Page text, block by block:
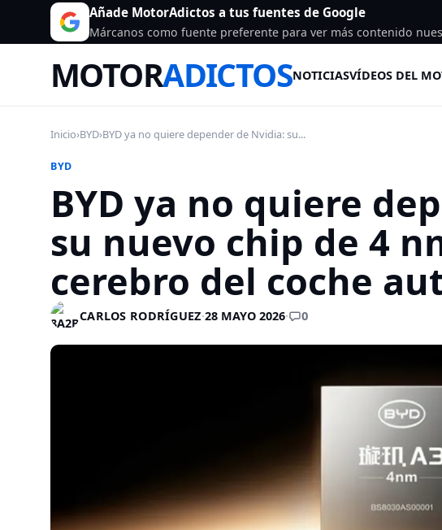
Añade MotorAdictos a tus fuentes de Google
Márcanos como fuente preferente para ver más contenido
MOTORADICTOSNOTICIASVÍDEOS DEL
Inicio›BYD›BYD ya no quiere depender de Nvidia: su...
BYD
BYD ya no quiere
su nuevo chip de 4
cerebro del coche
CARLOS RODRÍGUEZ·28 MAYO 2026· 0